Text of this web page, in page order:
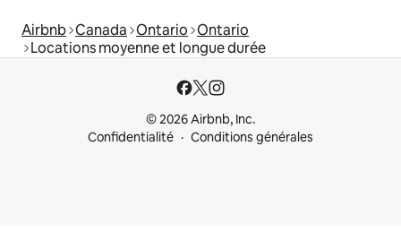
Airbnb Canada Ontario Ontario
Locations moyenne et longue durée
© 2026 Airbnb, Inc.
Confidentialité
Conditions générales